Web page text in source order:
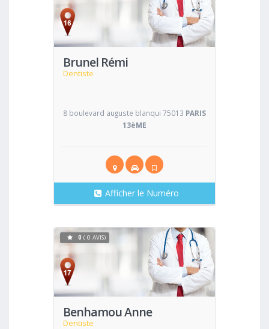
Brunel Rémi
Dentiste
Voir
8 boulevard auguste blanqui 75013 PARIS
13èME
Afficher le Numéro
Benhamou Anne
Dentiste
Voir
0 ( 0 AVIS)